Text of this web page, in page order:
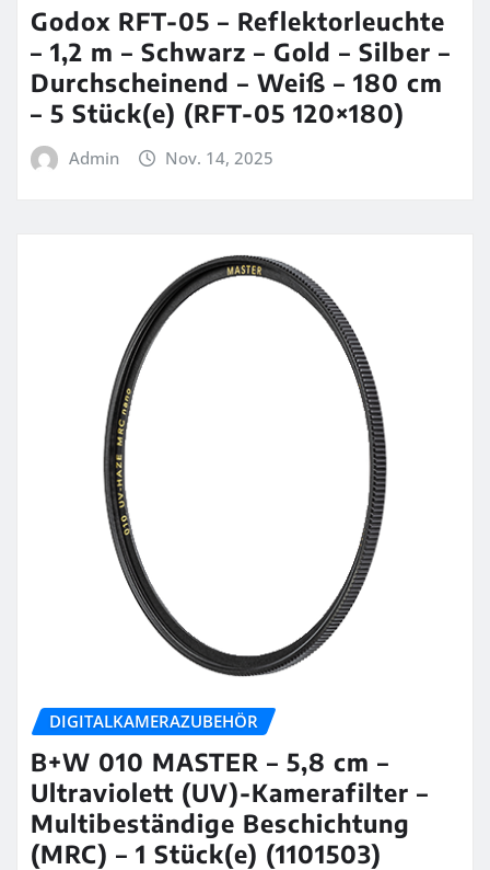
Godox RFT-05 – Reflektorleuchte
– 1,2 m – Schwarz – Gold – Silber –
Durchscheinend – Weiß – 180 cm
– 5 Stück(e) (RFT-05 120×180)
Admin Nov. 14, 2025
DIGITALKAMERAZUBEHÖR
B+W 010 MASTER – 5,8 cm –
Ultraviolett (UV)-Kamerafilter –
Multibeständige Beschichtung
(MRC) – 1 Stück(e) (1101503)